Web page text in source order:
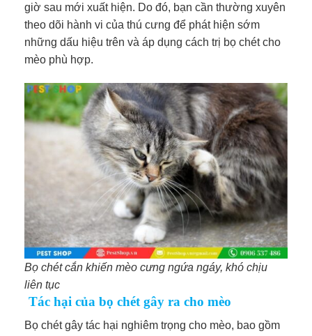
giờ sau mới xuất hiện. Do đó, bạn cần thường xuyên
theo dõi hành vi của thú cưng để phát hiện sớm
những dấu hiệu trên và áp dụng cách trị bọ chét cho
mèo phù hợp.
Bọ chét cắn khiến mèo cưng ngứa ngáy, khó chịu
liên tục
Tác hại của bọ chét gây ra cho mèo
Bọ chét gây tác hại nghiêm trọng cho mèo, bao gồm